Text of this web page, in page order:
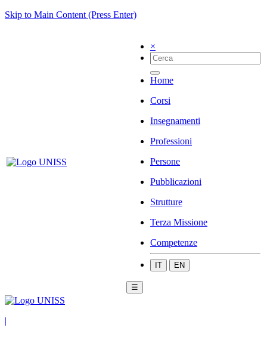
Skip to Main Content (Press Enter)
×
Home
Corsi
Insegnamenti
Professioni
Persone
Pubblicazioni
Strutture
Terza Missione
Competenze
IT EN
☰
|